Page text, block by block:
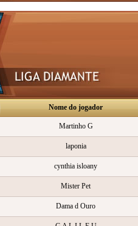
Nome do jogador
Martinho G
laponia
cynthia isloany
Mister Pet
Dama d Ouro